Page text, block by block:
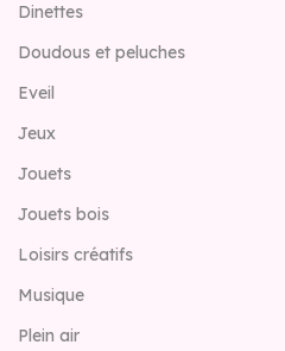
Dinettes
Doudous et peluches
Eveil
Jeux
Jouets
Jouets bois
Loisirs créatifs
Musique
Plein air